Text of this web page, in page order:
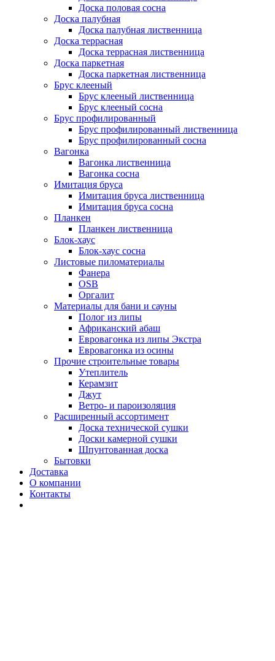
Доска половая сосна
Доска палубная
Доска палубная лиственница
Доска террасная
Доска террасная лиственница
Доска паркетная
Доска паркетная лиственница
Брус клееный
Брус клееный лиственница
Брус клееный сосна
Брус профилированный
Брус профилированный лиственница
Брус профилированный сосна
Вагонка
Вагонка лиственница
Вагонка сосна
Имитация бруса
Имитация бруса лиственница
Имитация бруса сосна
Планкен
Планкен лиственница
Блок-хаус
Блок-хаус сосна
Листовые пиломатериалы
Фанера
OSB
Оргалит
Материалы для бани и сауны
Полог из липы
Африканский абаш
Евровагонка из липы Экстра
Евровагонка из осины
Прочие строительные товары
Утеплитель
Керамзит
Джут
Ветро- и пароизоляция
Расширенный ассортимент
Доска технической сушки
Доски камерной сушки
Шпунтованная доска
Бытовки
Доставка
О компании
Контакты